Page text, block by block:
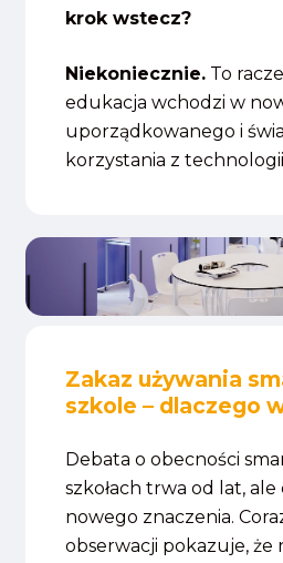
krok wstecz?
Niekoniecznie.To
edukacja wchodzi w
uporządkowanego i
korzystania z
Zakaz używania
szkole – dlaczego
Debata o obecności
szkołach trwa od lat, ale
nowego znaczenia.
obserwacji pokazuje,